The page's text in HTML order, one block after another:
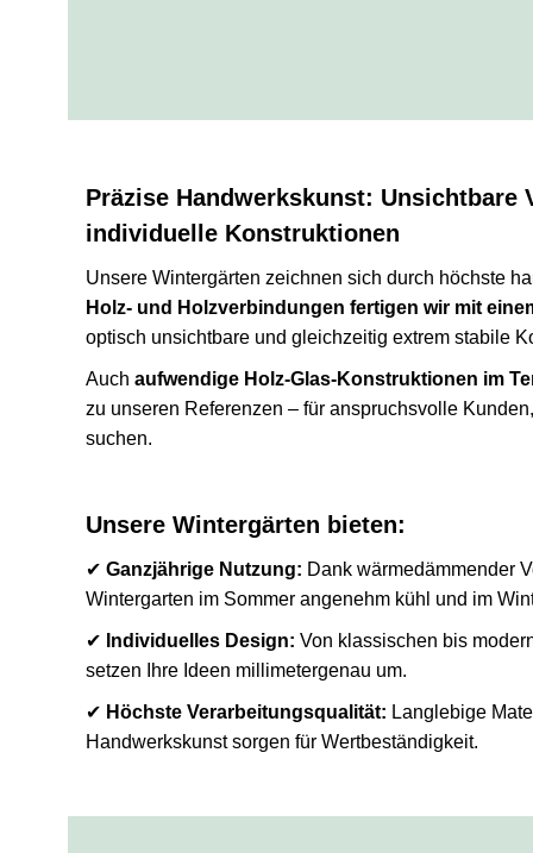
Präzise Handwerkskunst: Unsichtbare
individuelle Konstruktionen
Unsere Wintergärten zeichnen sich durch höchste
Holz- und Holzverbindungen fertigen wir mit
optisch unsichtbare und gleichzeitig extrem stabile
Auch aufwendige Holz-Glas-Konstruktionen im
zu unseren Referenzen – für anspruchsvolle
suchen.
Unsere Wintergärten bieten:
✔ Ganzjährige Nutzung: Dank wärmedämmender
Wintergarten im Sommer angenehm kühl und im
✔ Individuelles Design: Von klassischen bis
setzen Ihre Ideen millimetergenau um.
✔ Höchste Verarbeitungsqualität: Langlebige
Handwerkskunst sorgen für Wertbeständigkeit.